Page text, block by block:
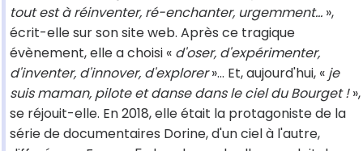
tout est à réinventer, ré-enchanter, urgemment... »,
écrit-elle sur son site web. Après ce tragique
évènement, elle a choisi « d'oser, d'expérimenter,
d'inventer, d'innover, d'explorer»... Et, aujourd'hui, « je
suis maman, pilote et danse dans le ciel du Bourget !»,
se réjouit-elle. En 2018, elle était la protagoniste de la
série de documentaires Dorine, d'un ciel à l'autre,